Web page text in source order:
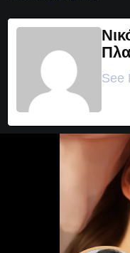
See